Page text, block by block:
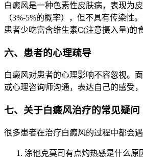
白癜风是一种色素性皮肤病，表现为
（3%-5%的概率），但不具有传染
患者少吃富含维生素C(注意摄入量)的
六、患者的心理疏导
白癜风对患者的心理影响不容忽视。
或心理咨询师沟通，表达自己的感受
七、关于白癜风治疗的常见疑问
很多患者在治疗白癜风的过程中都会
涂他克莫司有点灼热感是什么原